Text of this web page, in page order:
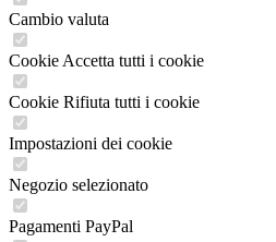
Cambio valuta
Cookie Accetta tutti i cookie
Cookie Rifiuta tutti i cookie
Impostazioni dei cookie
Negozio selezionato
Pagamenti PayPal